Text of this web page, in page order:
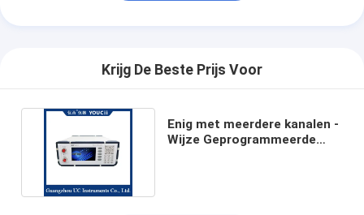
Krijg De Beste Prijs Voor
Enig met meerdere kanalen -
Wijze Geprogrammeerde